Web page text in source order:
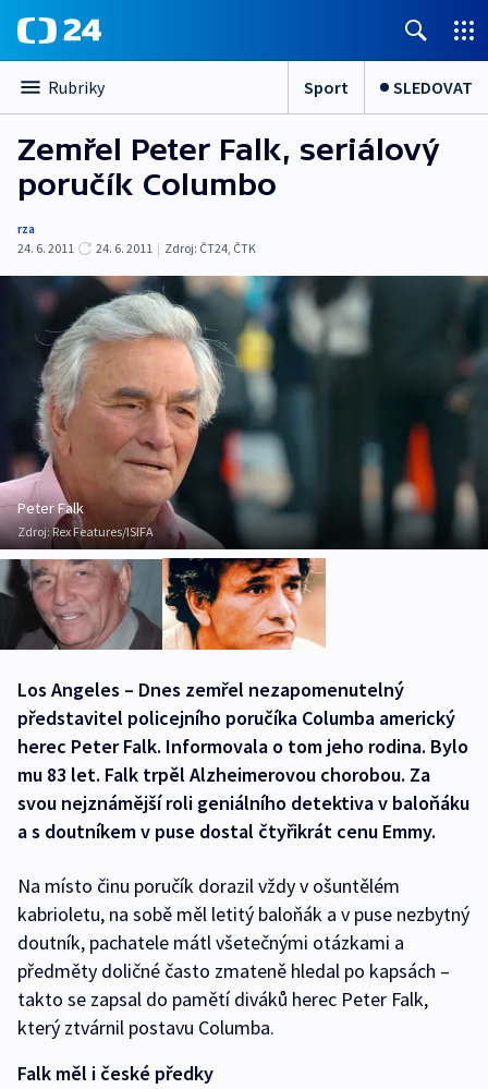
Rubriky Sport SLEDOVAT
Zemřel Peter Falk, seriálový
poručík Columbo
rza
24. 6. 2011
24. 6. 2011 | Zdroj: ČT24, ČTK
Peter Falk
Zdroj:Rex Features/ISIFA
Los Angeles – Dnes zemřel nezapomenutelný
představitel policejního poručíka Columba americký
herec Peter Falk. Informovala o tom jeho rodina. Bylo
mu 83 let. Falk trpěl Alzheimerovou chorobou. Za
svou nejznámější roli geniálního detektiva v baloňáku
a s doutníkem v puse dostal čtyřikrát cenu Emmy.
Na místo činu poručík dorazil vždy v ošuntělém
kabrioletu, na sobě měl letitý baloňák a v puse nezbytný
doutník, pachatele mátl všetečnými otázkami a
předměty doličné často zmateně hledal po kapsách –
takto se zapsal do pamětí diváků herec Peter Falk,
který ztvárnil postavu Columba.
Falk měl i české předky